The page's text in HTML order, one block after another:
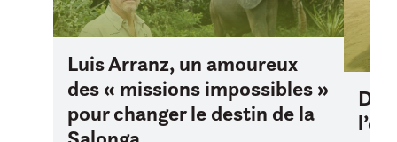
Luis Arranz, un amoureux
des « missions impossibles »
pour changer le destin de la